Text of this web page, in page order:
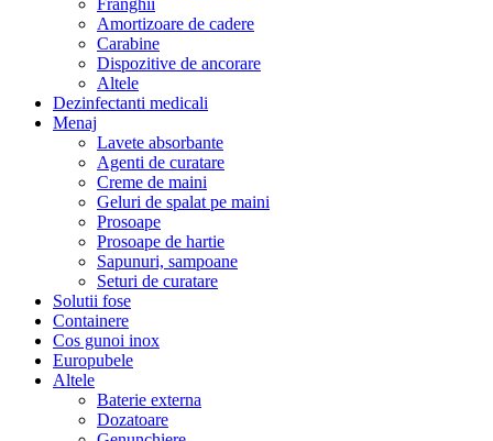
Franghii
Amortizoare de cadere
Carabine
Dispozitive de ancorare
Altele
Dezinfectanti medicali
Menaj
Lavete absorbante
Agenti de curatare
Creme de maini
Geluri de spalat pe maini
Prosoape
Prosoape de hartie
Sapunuri, sampoane
Seturi de curatare
Solutii fose
Containere
Cos gunoi inox
Europubele
Altele
Baterie externa
Dozatoare